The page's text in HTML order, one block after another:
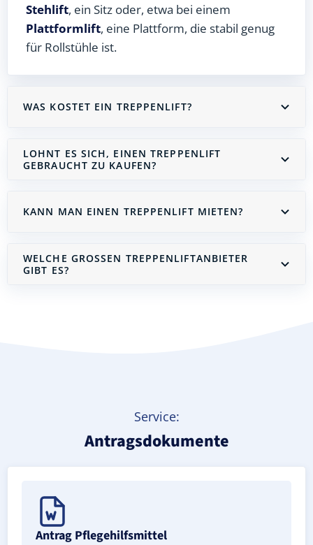
Stehlift, ein Sitz oder, etwa bei einem
Plattformlift, eine Plattform, die stabil genug
für Rollstühle ist.
WAS KOSTET EIN TREPPENLIFT?
LOHNT ES SICH, EINEN TREPPENLIFT
GEBRAUCHT ZU KAUFEN?
KANN MAN EINEN TREPPENLIFT MIETEN?
WELCHE GROSSEN TREPPENLIFTANBIETER G
IBT ES?
Service:
Antragsdokumente
Antrag Pflegehilfsmittel